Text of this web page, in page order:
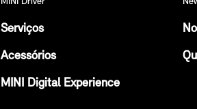
Serviços
Acessórios
MINI Digital Experience